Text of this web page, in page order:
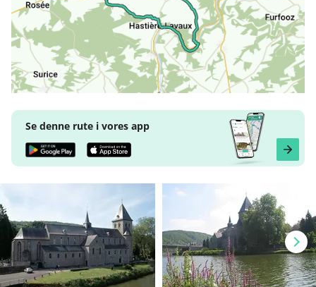
Se denne rute i vores app